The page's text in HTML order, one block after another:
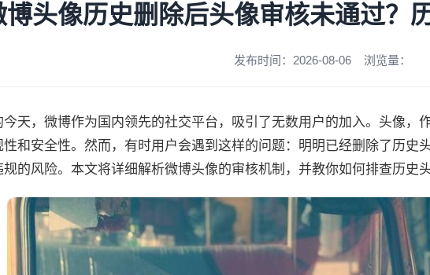
博头像历史删除后头像审核未通过？
发布时间：2026-08-06 浏览量：
天，微博作为国内领先的社交平台，吸引了无数用户的加入。头像，
和安全性。然而，有时用户会遇到这样的问题：明明已经删除了历史
规的风险。本文将详细解析微博头像的审核机制，并教你如何排查历史